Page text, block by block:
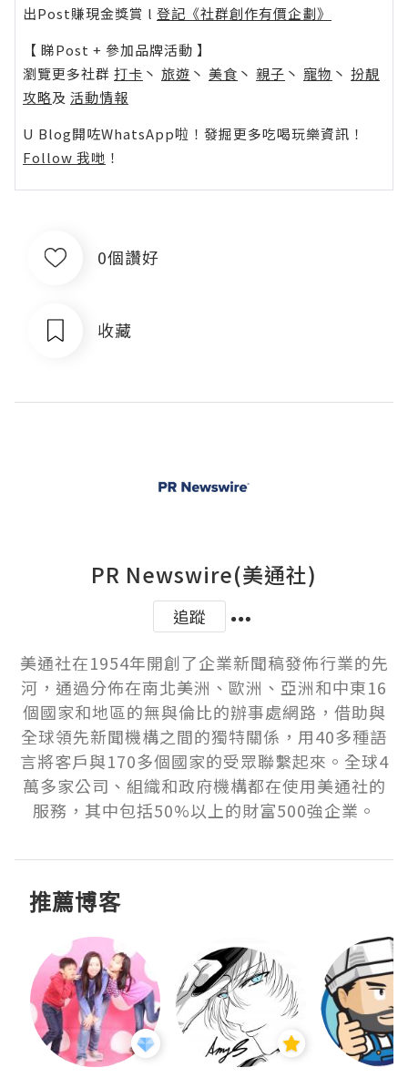
出Post賺現金獎賞 l 登記《社群創作有價企劃》
【 睇Post + 參加品牌活動 】
瀏覽更多社群 打卡 丶 旅遊 丶 美食 丶 親子 丶 寵物 丶 扮靚
攻略及 活動情報
U Blog開咗WhatsApp啦！發掘更多吃喝玩樂資訊！
Follow 我哋 ！
0個讚好
收藏
PR Newswire(美通社)
追蹤
美通社在1954年開創了企業新聞稿發佈行業的先
河，通過分佈在南北美洲、歐洲、亞洲和中東16
個國家和地區的無與倫比的辦事處網路，借助與
全球領先新聞機構之間的獨特關係，用40多種語
言將客戶與170多個國家的受眾聯繫起來。全球4
萬多家公司、組織和政府機構都在使用美通社的
服務，其中包括50%以上的財富500強企業。
推薦博客